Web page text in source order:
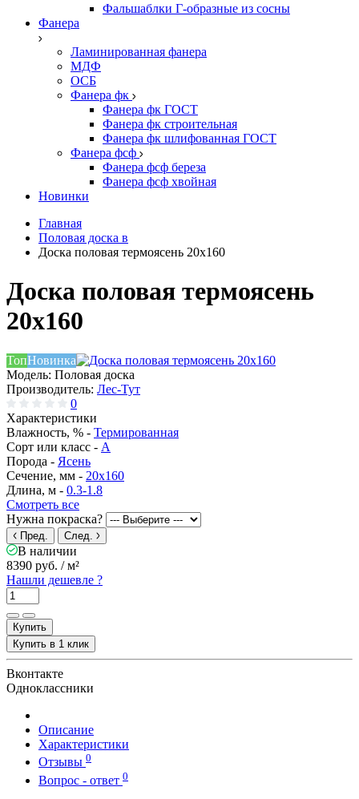
Фальшаблки Г-образные из сосны
Фанера
Ламинированная фанера
МДФ
ОСБ
Фанера фк
Фанера фк ГОСТ
Фанера фк строительная
Фанера фк шлифованная ГОСТ
Фанера фсф
Фанера фсф береза
Фанера фсф хвойная
Новинки
Главная
Половая доска в
Доска половая термоясень 20х160
Доска половая термоясень
20х160
ТопНовинка
Модель: Половая доска
Производитель: Лес-Тут
0
Характеристики
Влажность, % - Термированная
Сорт или класс - А
Порода - Ясень
Сечение, мм - 20x160
Длина, м - 0.3-1.8
Смотреть все
Нужна покраска?
Пред. След.
В наличии
8390 руб. / м²
Нашли дешевле ?
Купить
Купить в 1 клик
Вконтакте
Одноклассники
Описание
Характеристики
Отзывы 0
Вопрос - ответ 0